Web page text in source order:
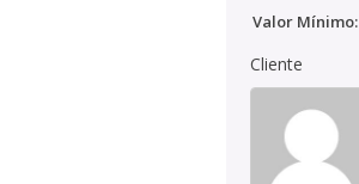
Valor Mínimo:
Cliente